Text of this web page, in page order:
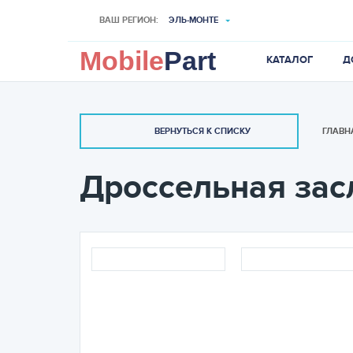
ВАШ РЕГИОН: ЭЛЬ-МОНТЕ
MobilePart КАТАЛОГ
ВЕРНУТЬСЯ К СПИСКУ
Дроссельная